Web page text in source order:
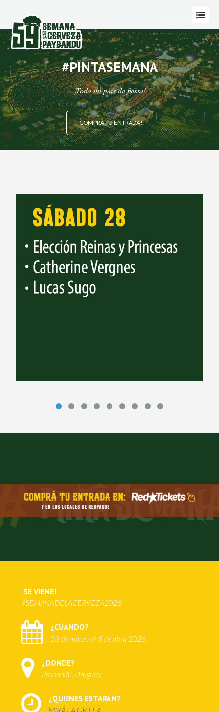
#PINTASEMANA
¡Todo un país de fiesta!
¡COMPRÁ TU ENTRADA!
¡SE VIENE!
#SEMANADELACERVEZA2026
¿CUANDO?
28 de marzo al 5 de abril 2026
¿DONDE?
Paysandú, Uruguay
¿QUIENES ESTARÁN?
MIRÁ LA GRILLA